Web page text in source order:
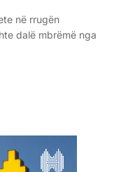
në rrugën
dalë mbrëmë nga